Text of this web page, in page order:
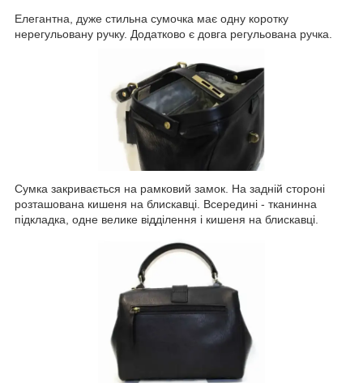
Елегантна, дуже стильна сумочка має одну коротку
нерегульовану ручку. Додатково є довга регульована ручка.
Сумка закривається на рамковий замок. На задній стороні
розташована кишеня на блискавці. Всередині - тканинна
підкладка, одне велике відділення і кишеня на блискавці.